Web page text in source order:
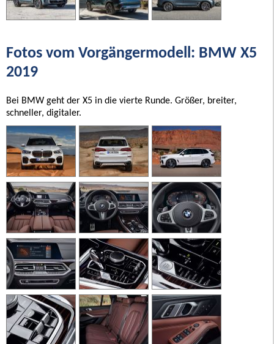
Fotos vom Vorgängermodell: BMW X5
2019
Bei BMW geht der X5 in die vierte Runde. Größer, breiter,
schneller, digitaler.